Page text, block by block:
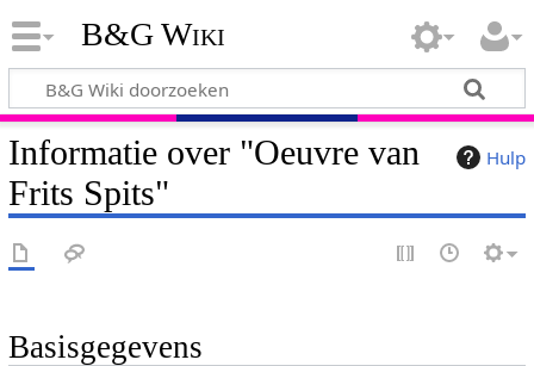
B&G Wiki
Hulp
Informatie over "Oeuvre van
Frits Spits"
Basisgegevens